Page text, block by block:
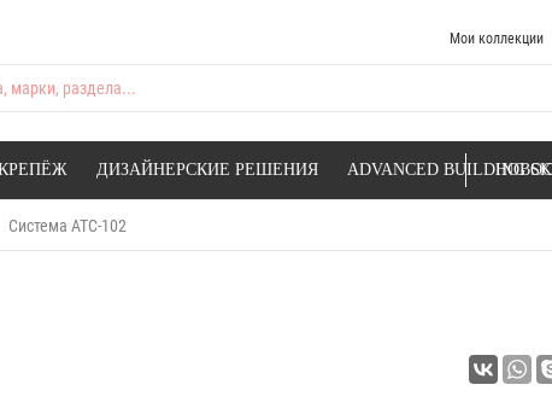
Мои коллекции
марки, раздела...
ДИЗАЙНЕРСКИЕ РЕШЕНИЯ ADVANCED BUILDING
Система АТС-102